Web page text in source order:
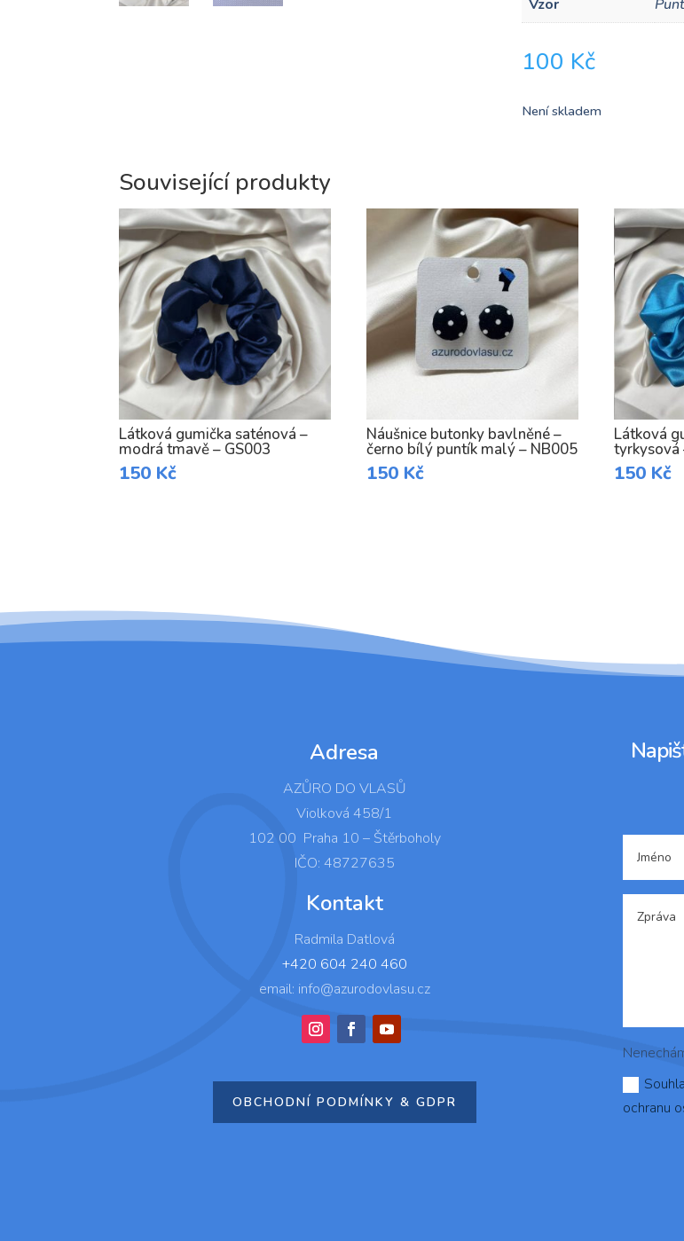
Vzor
100 Kč
Není skladem
Související produkty
Látková gumička saténová –
modrá tmavě – GS003
150 Kč
Náušnice butonky bavlněné –
černo bílý puntík malý – NB005
150 Kč
Látková
tyrkysová
150 Kč
Adresa
AZŮRO DO VLASŮ
Violková 458/1
102 00 Praha 10 – Štěrboholy
IČO: 48727635
Kontakt
Radmila Datlová
+420 604 240 460
email: info@azurodovlasu.cz
OBCHODNÍ PODMÍNKY & GDPR
ochranu